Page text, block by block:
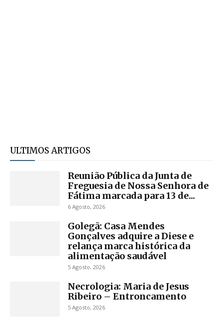
ULTIMOS ARTIGOS
Reunião Pública da Junta de
Freguesia de Nossa Senhora de
Fátima marcada para 13 de...
6 Agosto, 2026
Golegã: Casa Mendes
Gonçalves adquire a Diese e
relança marca histórica da
alimentação saudável
5 Agosto, 2026
Necrologia: Maria de Jesus
Ribeiro – Entroncamento
5 Agosto, 2026